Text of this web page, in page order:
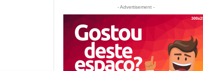
- Advertisement -